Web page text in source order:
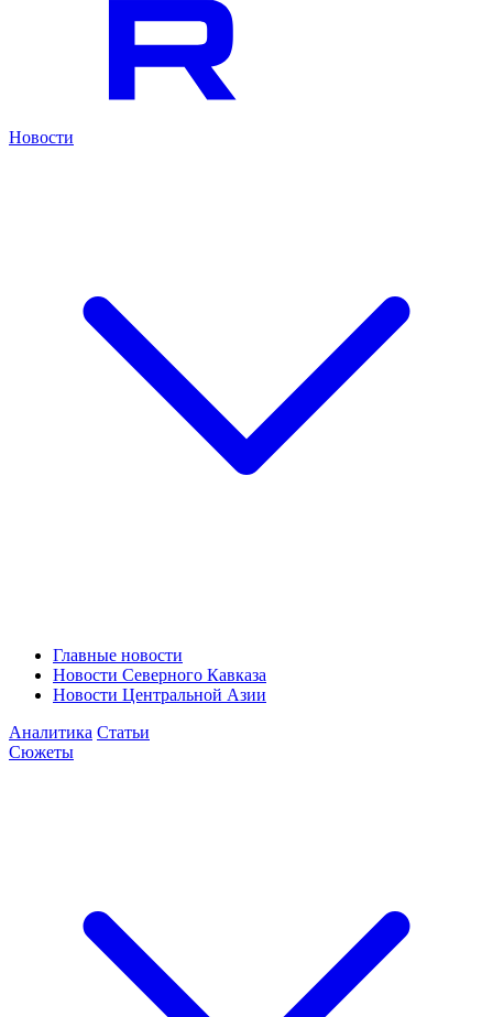
Новости
Главные новости
Новости Северного Кавказа
Новости Центральной Азии
Аналитика Статьи
Сюжеты